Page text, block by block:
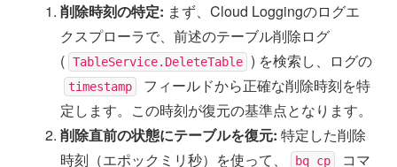
削除時刻の特定: まず、Cloud Loggingのログエ
クスプローラで、前述のテーブル削除ログ
( TableService.DeleteTable ) を検索し、ログの
timestamp
フィールドから正確な削除時刻を特
定します。この時刻が復元の基準点となります。
削除直前の状態にテーブルを復元: 特定した削除
時刻（エポックミリ秒）を使って、
bq cp
コマ